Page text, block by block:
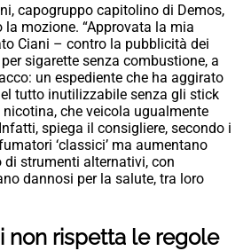
capogruppo capitolino di Demos,
la mozione. “Approvata la mia
Ciani – contro la pubblicità dei
sigarette senza combustione, a
un espediente che ha aggirato
tutto inutilizzabile senza gli stick
che veicola ugualmente
spiega il consigliere, secondo i
‘classici’ ma aumentano
strumenti alternativi, con
dannosi per la salute, tra loro
non rispetta le regole